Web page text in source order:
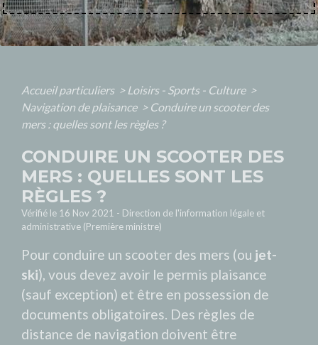
Accueil particuliers > Loisirs - Sports - Culture >
Navigation de plaisance > Conduire un scooter des
mers : quelles sont les règles ?
CONDUIRE UN SCOOTER DES
MERS : QUELLES SONT LES
RÈGLES ?
Vérifié le 16 Nov 2021 - Direction de l'information légale et
administrative (Première ministre)
Pour conduire un scooter des mers (ou jet-
ski), vous devez avoir le permis plaisance
(sauf exception) et être en possession de
documents obligatoires. Des règles de
distance de navigation doivent être